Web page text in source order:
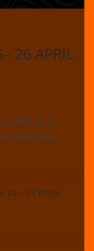
26 APRIL
APRIL 2024 :
Resmi dan
24 – 25 APRIL